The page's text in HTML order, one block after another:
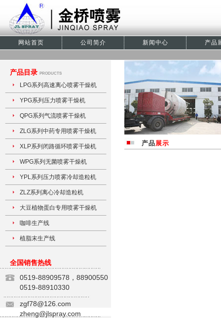
网站首页 公司简介 新闻中心 产品
产品目录 PRODUCTS
LPG系列高速离心喷雾干燥机
YPG系列压力喷雾干燥机
QPG系列气流喷雾干燥机
ZLG系列中药专用喷雾干燥机
XLP系列闭路循环喷雾干燥机
WPG系列无菌喷雾干燥机
YPL系列压力喷雾冷却造粒机
ZLZ系列离心冷却造粒机
大豆植物蛋白专用喷雾干燥机
咖啡生产线
植脂末生产线
全国销售热线
0519-88909578，88900550
0519-88910330
zgf78@126.com
zheng@jlspray.com
产品展示